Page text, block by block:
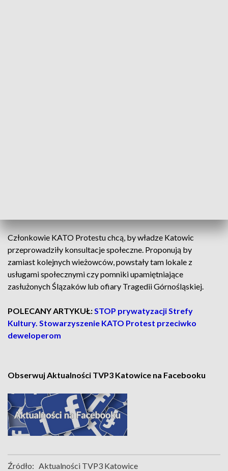
Członkowie KATO Protestu chcą, by władze Katowic
przeprowadziły konsultacje społeczne. Proponują by
zamiast kolejnych wieżowców, powstały tam lokale z
usługami społecznymi czy pomniki upamiętniające
zasłużonych Ślązaków lub ofiary Tragedii Górnośląskiej.
POLECANY ARTYKUŁ:STOP prywatyzacji Strefy
Kultury. Stowarzyszenie KATO Protest przeciwko
deweloperom
Obserwuj Aktualności TVP3 Katowice na Facebooku
Źródło: Aktualności TVP3 Katowice